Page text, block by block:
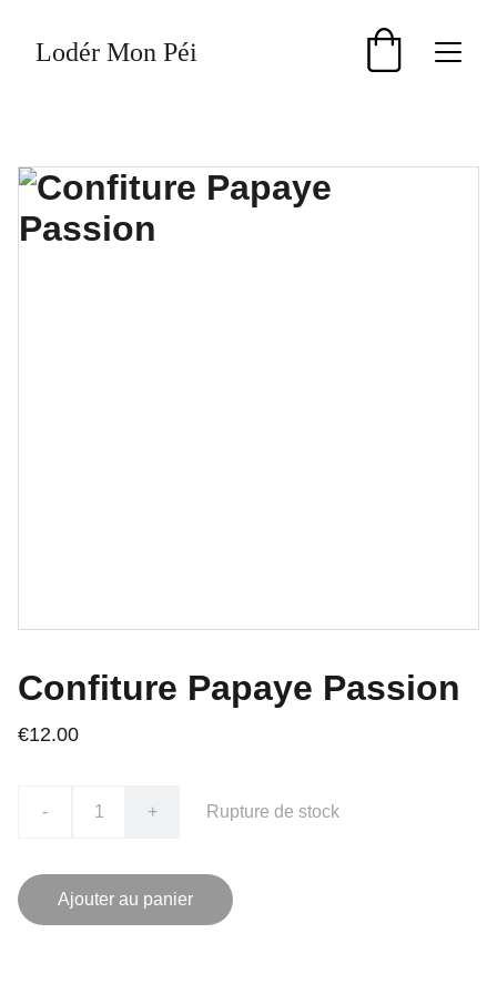
Lodér Mon Péi
Confiture Papaye Passion
€12.00
- + Rupture de stock
Ajouter au panier